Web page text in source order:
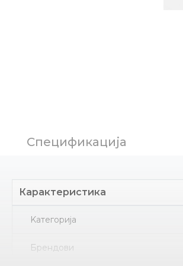
Спецификација
Карактеристика
Kатегорија
Брендови